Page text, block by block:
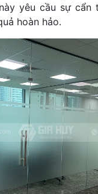
yêu cầu sự cẩn
hoàn hảo.